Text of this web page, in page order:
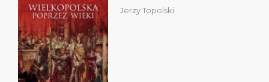
Jerzy Topolski